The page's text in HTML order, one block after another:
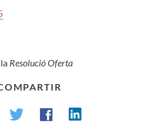
Resolució Oferta
Twitter FacebookLinkedin